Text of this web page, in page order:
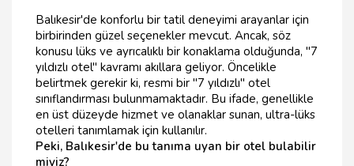
Balıkesir'de konforlu bir tatil deneyimi arayanlar için
birbirinden güzel seçenekler mevcut. Ancak, söz
konusu lüks ve ayrıcalıklı bir konaklama olduğunda, "7
yıldızlı otel" kavramı akıllara geliyor. Öncelikle
belirtmek gerekir ki, resmi bir "7 yıldızlı" otel
sınıflandırması bulunmamaktadır. Bu ifade, genellikle
en üst düzeyde hizmet ve olanaklar sunan, ultra-lüks
otelleri tanımlamak için kullanılır.
Peki, Balıkesir'de bu tanıma uyan bir otel bulabilir
miyiz?